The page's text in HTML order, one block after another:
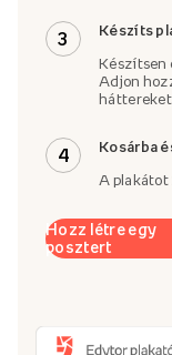
3 Készíts
Készítsen
Adjon
háttereket.
4 Kosárba
A plakátot
Hozz létre egy
posztert